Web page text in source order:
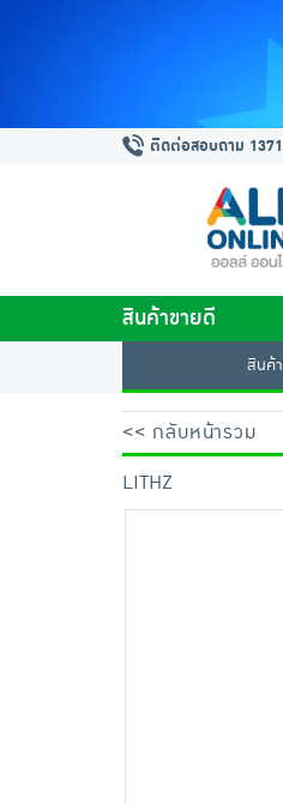
ติดต่อสอบถาม 1371
สินค้าขายดี
สินค้า
<< กลับหน้ารวม
LITHZ